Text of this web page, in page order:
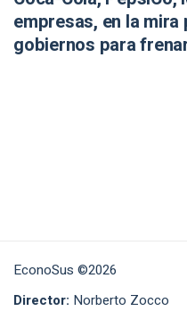
empresas, en la
gobiernos para
EconoSus ©2026
Director: Norberto Zocco